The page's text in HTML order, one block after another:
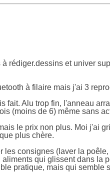
rédiger.dessins et univer
à filaire mais j'ai 3
Alu trop fin, l'anneau
(moins de 6) même sans
le prix non plus. Moi j'ai
plus chère.
consignes (laver la
qui glissent dans la
pratique, mais qui semble